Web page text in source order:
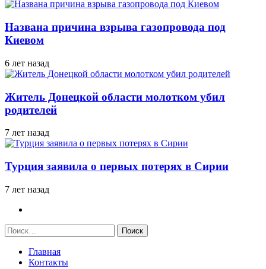
Названа причина взрыва газопровода под
Киевом
6 лет назад
Житель Донецкой области молотком убил
родителей
7 лет назад
Турция заявила о первых потерях в Сирии
7 лет назад
Найти:
Главная
Контакты